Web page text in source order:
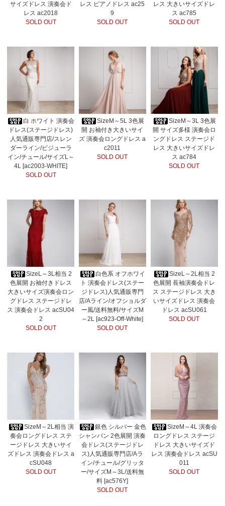
サイズドレス 演奏会ド
レス ac2018
SOLD OUT
レス ピアノドレス ac25
9
SOLD OUT
レス 大きいサイズドレ
ス ac785
SOLD OUT
白 ホワイト 演奏会
ドレス(ステージドレス)
人気通販専門店/スレン
ダーライン/ビジューラ
イン/チュール/サイズL～
4L [ac2003-WHITE]
SOLD OUT
SizeM～5L 3色展
開 お袖付き大きいサイ
ズ 演奏会ロングドレス a
c2011
SOLD OUT
SizeM～3L 3色展
開 サイズ多様 演奏会ロ
ングドレス ステージド
レス 大きいサイズドレ
ス ac784
SOLD OUT
SizeL～3L相当 2
色展開 お袖付きドレス
大きいサイズ演奏会ロン
グドレス ステージドレ
ス 演奏会ドレス acSU04
2
SOLD OUT
白色系 オフホワイ
ト 演奏会ドレス(ステー
ジドレス)人気通販専門
店/Aライン/オフショルダ
ー風/送料無料/サイズM
～2L [ac923-Off-White]
SOLD OUT
SizeL～2L相当 2
色展開 長袖演奏会ドレ
ス ステージドレス 大き
いサイズドレス 演奏会
ドレス acSU061
SOLD OUT
SizeM～2L相当 演
奏会ロングドレス ステ
ージドレス 大きいサイ
ズドレス 演奏会ドレス a
cSU048
SOLD OUT
銀色 シルバー 金色
シャンパン 2色展開 演奏
会ドレス(ステージドレ
ス)人気通販専門店/Aラ
イン/チュール/グリッタ
ー/サイズM～3L/送料無
料 [ac576Y]
SOLD OUT
SizeM～4L 演奏会
ロングドレス ステージ
ドレス 大きいサイズド
レス 演奏会ドレス acSU
011
SOLD OUT